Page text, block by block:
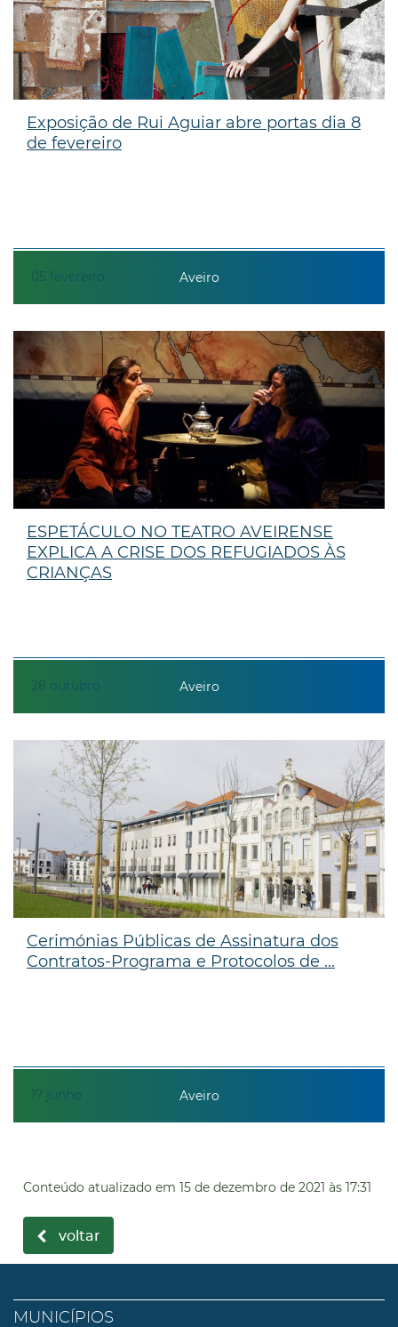
05 fevereiro
Exposição de Rui Aguiar abre portas dia 8
de fevereiro
Aveiro
28 outubro
ESPETÁCULO NO TEATRO AVEIRENSE
EXPLICA A CRISE DOS REFUGIADOS ÀS
CRIANÇAS
Aveiro
17 junho
Cerimónias Públicas de Assinatura dos
Contratos-Programa e Protocolos de ...
Aveiro
Conteúdo atualizado em 15 de dezembro de 2021 às 17:31
voltar
MUNICÍPIOS